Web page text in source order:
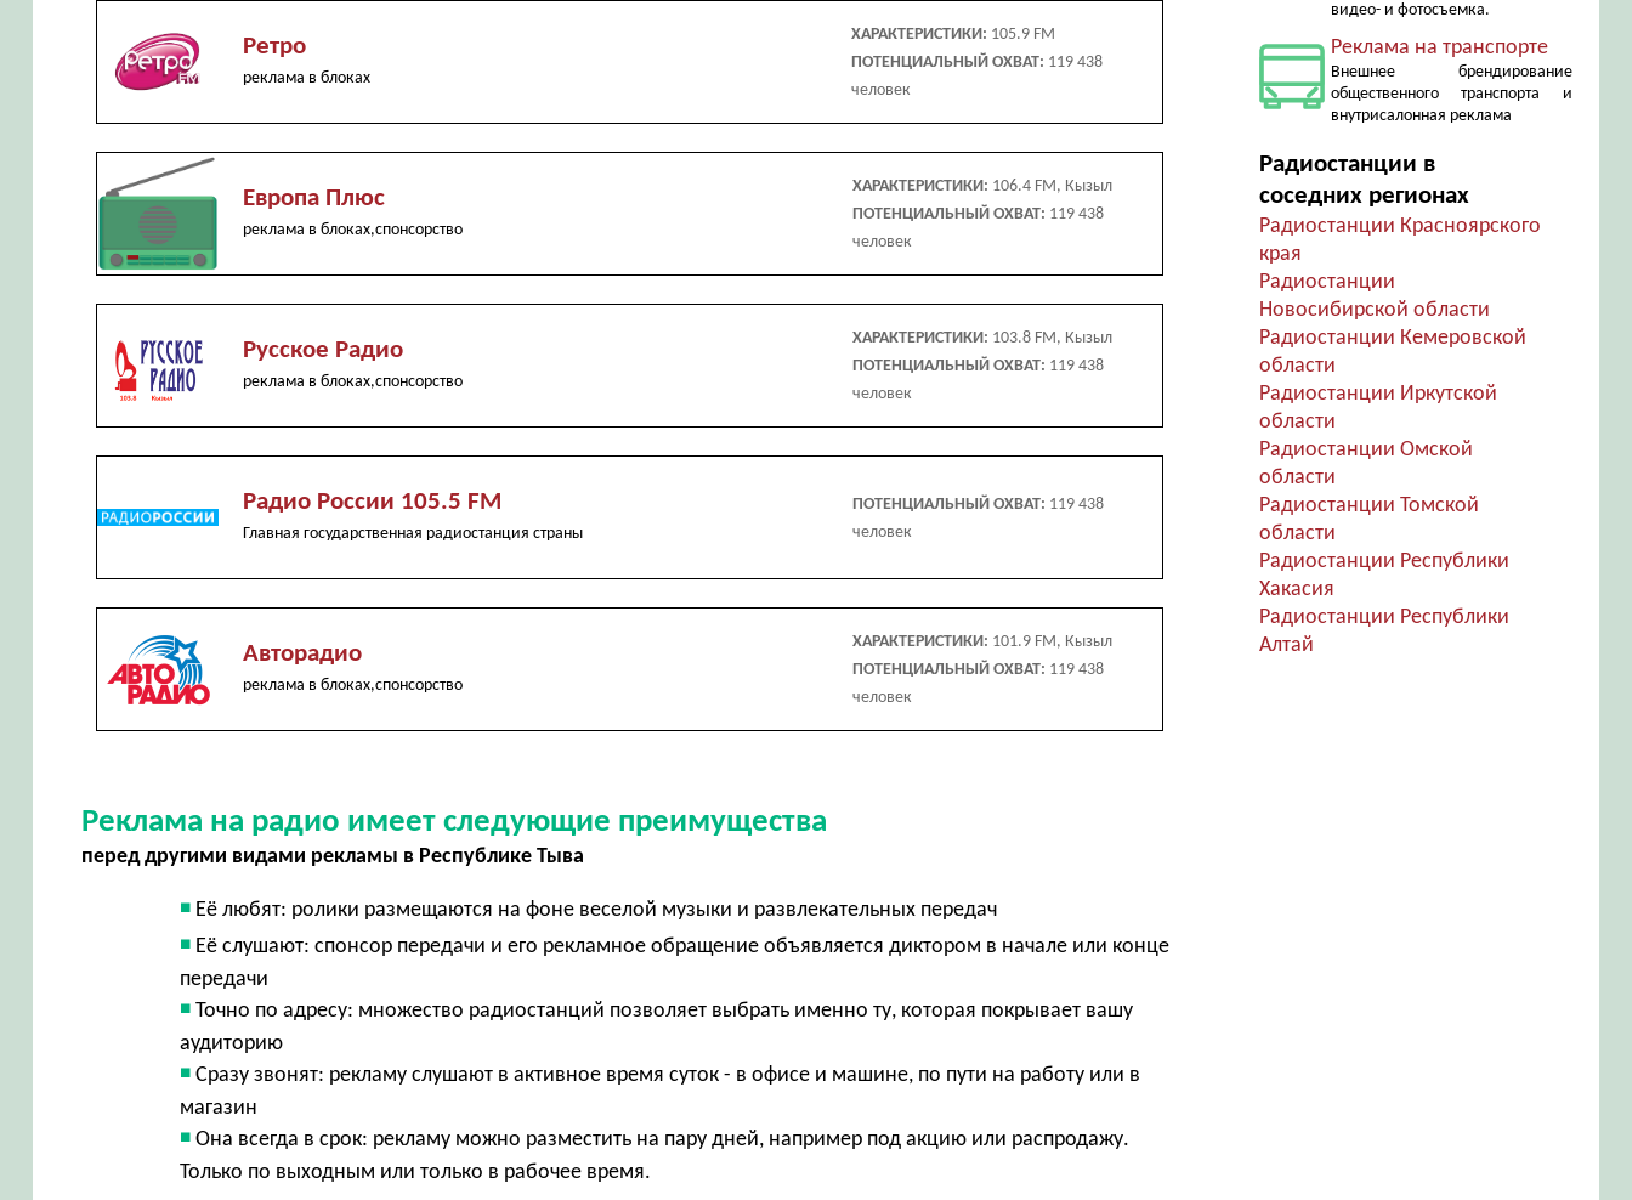
Ретро
реклама в блоках
ХАРАКТЕРИСТИКИ: 105.9 FM
ПОТЕНЦИАЛЬНЫЙ ОХВАТ: 119 438
человек
Европа Плюс
реклама в блоках,спонсорство
ХАРАКТЕРИСТИКИ: 106.4 FM, Кызыл
ПОТЕНЦИАЛЬНЫЙ ОХВАТ: 119 438
человек
Русское Радио
реклама в блоках,спонсорство
ХАРАКТЕРИСТИКИ: 103.8 FM, Кызыл
ПОТЕНЦИАЛЬНЫЙ ОХВАТ: 119 438
человек
Радио России 105.5 FM
Главная государственная радиостанция страны
ПОТЕНЦИАЛЬНЫЙ ОХВАТ: 119 438
человек
Авторадио
реклама в блоках,спонсорство
ХАРАКТЕРИСТИКИ: 101.9 FM, Кызыл
ПОТЕНЦИАЛЬНЫЙ ОХВАТ: 119 438
человек
Реклама на радио имеет следующие преимущества
перед другими видами рекламы в Республике Тыва
Её любят: ролики размещаются на фоне веселой музыки и развлекательных передач
Её слушают: спонсор передачи и его рекламное обращение объявляется диктором в начале или конце
передачи
Точно по адресу: множество радиостанций позволяет выбрать именно ту, которая покрывает вашу
аудиторию
Сразу звонят: рекламу слушают в активное время суток - в офисе и машине, по пути на работу или в
магазин
Она всегда в срок: рекламу можно разместить на пару дней, например под акцию или распродажу.
Только по выходным или только в рабочее время.
видео- и фотосъемка.
Реклама на транспорте
Внешнее брендирование
общественного транспорта и
внутрисалонная реклама
Радиостанции в
соседних регионах
Радиостанции Красноярского
края
Радиостанции
Новосибирской области
Радиостанции Кемеровской
области
Радиостанции Иркутской
области
Радиостанции Омской
области
Радиостанции Томской
области
Радиостанции Республики
Хакасия
Радиостанции Республики
Алтай